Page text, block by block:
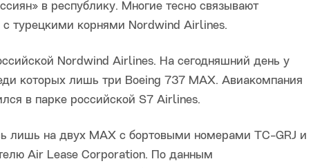
в республику. Многие тесно связывают
с турецкими корнями Nordwind Airlines.
Nordwind Airlines. На сегодняшний день у
которых лишь три Boeing 737 MAX. Авиакомпания
в парке российской S7 Airlines.
лишь на двух MAX с бортовыми номерами TC-GRJ и
Air Lease Corporation. По данным